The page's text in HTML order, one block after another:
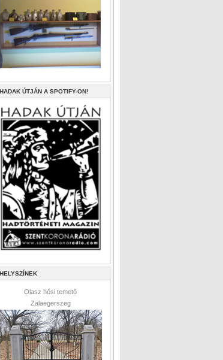
HADAK ÚTJÁN A SPOTIFY-ON!
HELYSZÍNEK
Olasz hősi temető
Zalaegerszeg